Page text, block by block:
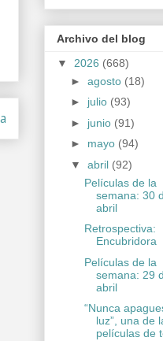
Archivo del blog
▼ 2026 (668)
► agosto (18)
► julio (93)
► junio (91)
► mayo (94)
▼ abril (92)
Películas de la
semana: 30
abril
Retrospectiva:
Encubridora
Películas de la
semana: 29
abril
“Nunca
luz”, una de
películas de